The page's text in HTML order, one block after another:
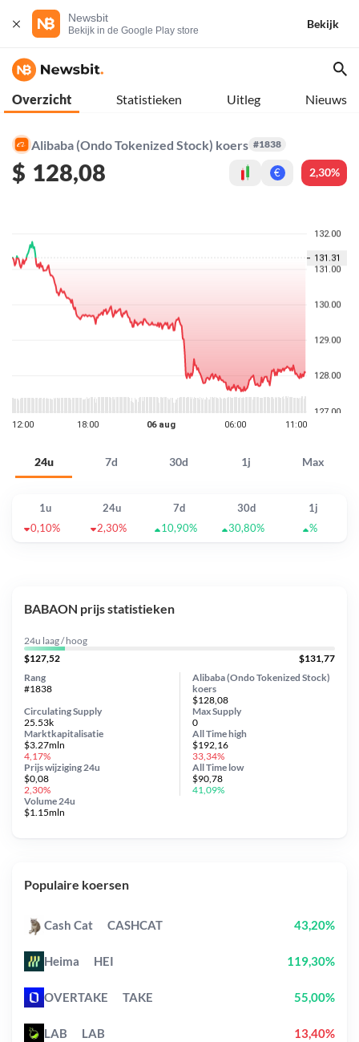
Newsbit
Bekijk in de Google Play store
Bekijk
Overzicht Statistieken Uitleg Nieuws
Alibaba (Ondo Tokenized Stock) koers #1838
$ 128,08 € 2,30%
24u 7d 30d 1j Max
1u 24u 7d 30d
1j
0,10%
2,30% 10,90% 30,80% %
BABAON prijs statistieken
24u laag / hoog
$127,52
$131,77
Alibaba (Ondo Tokenized Stock)
koers
$128,08
Circulating Supply
25.53k
Prijs wijziging 24u
$0,08
2,30%
Max Supply
0
Marktkapitalisatie
$3.27mln
4,17%
Volume 24u
$1.15mln
Rang
#1838
All Timehigh
$192,16
33,34%
All Time low
$90,78
41,09%
Populaire koersen
Cash Cat CASHCAT 43,20%
Heima HEI 119,30%
OVERTAKE TAKE 55,00%
LAB LAB 13,40%